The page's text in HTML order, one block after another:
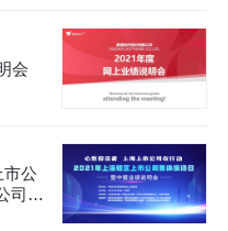
会
公
司集